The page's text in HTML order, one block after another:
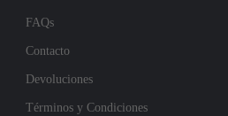
FAQs
Contacto
Devoluciones
Términos y Condiciones